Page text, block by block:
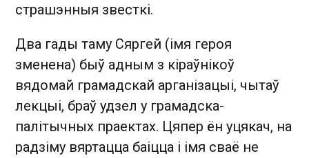
страшэнныя звесткі.
Два гады таму Сяргей (імя героя
зменена) быў адным з кіраўнікоў
вядомай грамадскай арганізацыі, чытаў
лекцыі, браў удзел у грамадска-
палітычных праектах. Цяпер ён уцякач, на
радзіму вяртацца баіцца і імя сваё не